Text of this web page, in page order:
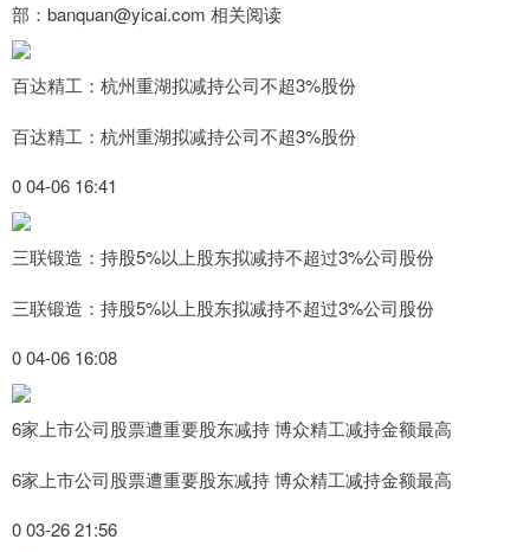
部：banquan@yicai.com 相关阅读
百达精工：杭州重湖拟减持公司不超3%股份
百达精工：杭州重湖拟减持公司不超3%股份
0 04-06 16:41
三联锻造：持股5%以上股东拟减持不超过3%公司股份
三联锻造：持股5%以上股东拟减持不超过3%公司股份
0 04-06 16:08
6家上市公司股票遭重要股东减持 博众精工减持金额最高
6家上市公司股票遭重要股东减持 博众精工减持金额最高
0 03-26 21:56